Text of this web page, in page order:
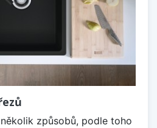
způsobů, podle toho